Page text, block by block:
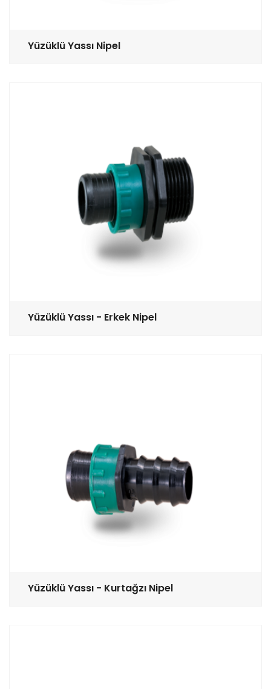
Yüzüklü Yassı Nipel
Yüzüklü Yassı - Erkek Nipel
Yüzüklü Yassı - Kurtağzı Nipel